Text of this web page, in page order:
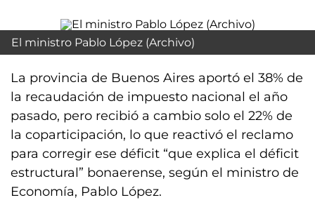
El ministro Pablo López (Archivo)
La provincia de Buenos Aires aportó el 38% de
la recaudación de impuesto nacional el año
pasado, pero recibió a cambio solo el 22% de
la coparticipación, lo que reactivó el reclamo
para corregir ese déficit “que explica el déficit
estructural” bonaerense, según el ministro de
Economía, Pablo López.